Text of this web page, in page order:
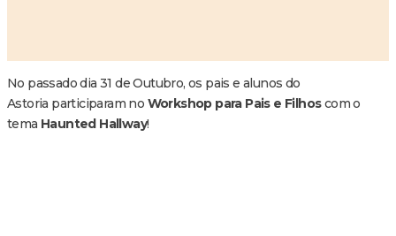
No passado dia 31 de Outubro, os pais e alunos do
Astoria participaram no Workshop para Pais e Filhoscom o
tema Haunted Hallway!